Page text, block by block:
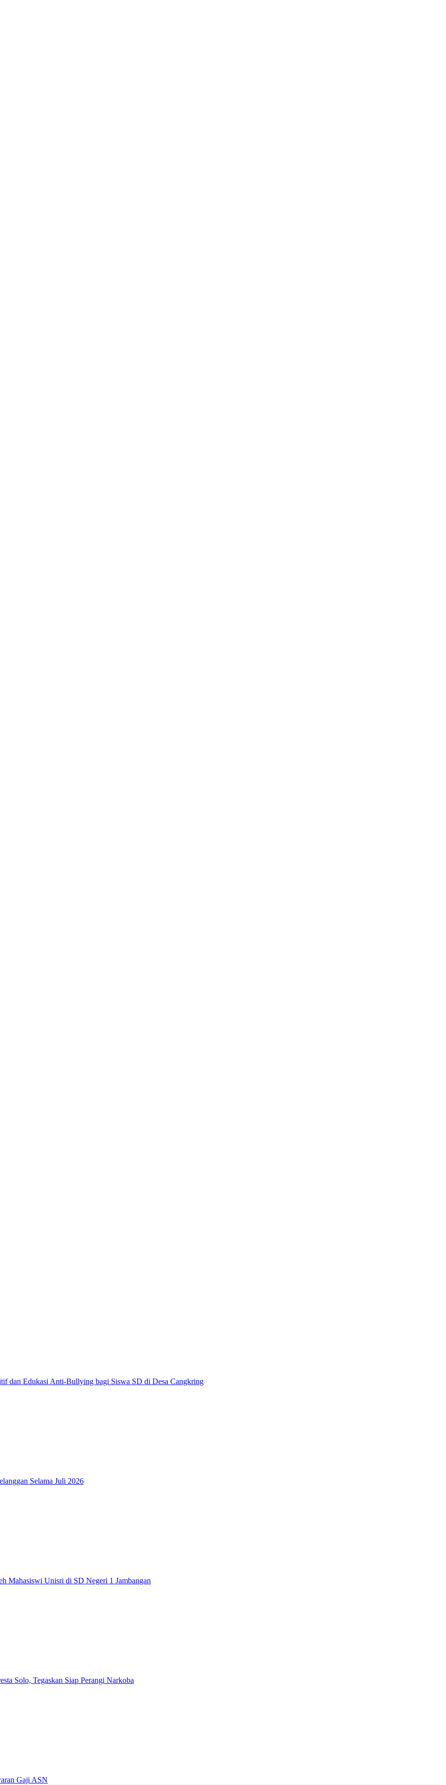
dan Edukasi Anti-Bullying bagi Siswa SD di Desa Cangkring
Selama Juli 2026
Mahasiswi Unisri di SD Negeri 1 Jambangan
Solo, Tegaskan Siap Perangi Narkoba
Gaji ASN